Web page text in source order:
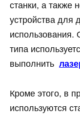
станки, а также
устройства для
типа
выполнить
Кроме этого, в
используются